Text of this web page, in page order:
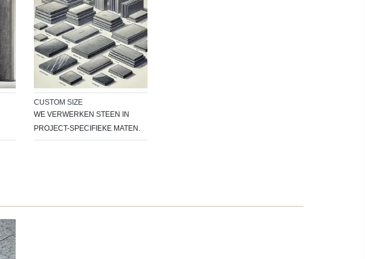
CUSTOM SIZE
WE VERWERKEN STEEN IN
PROJECT-SPECIFIEKE MATEN.